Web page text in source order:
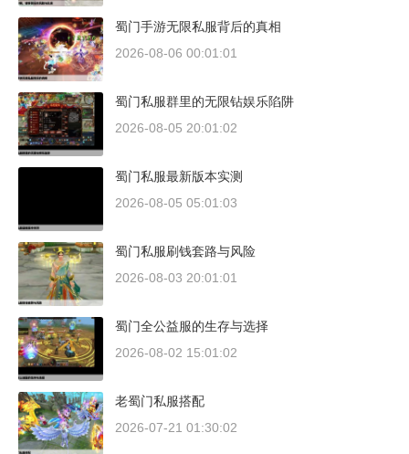
蜀门手游无限私服背后的真相
2026-08-06 00:01:01
蜀门私服群里的无限钻娱乐陷阱
2026-08-05 20:01:02
蜀门私服最新版本实测
2026-08-05 05:01:03
蜀门私服刷钱套路与风险
2026-08-03 20:01:01
蜀门全公益服的生存与选择
2026-08-02 15:01:02
老蜀门私服搭配
2026-07-21 01:30:02